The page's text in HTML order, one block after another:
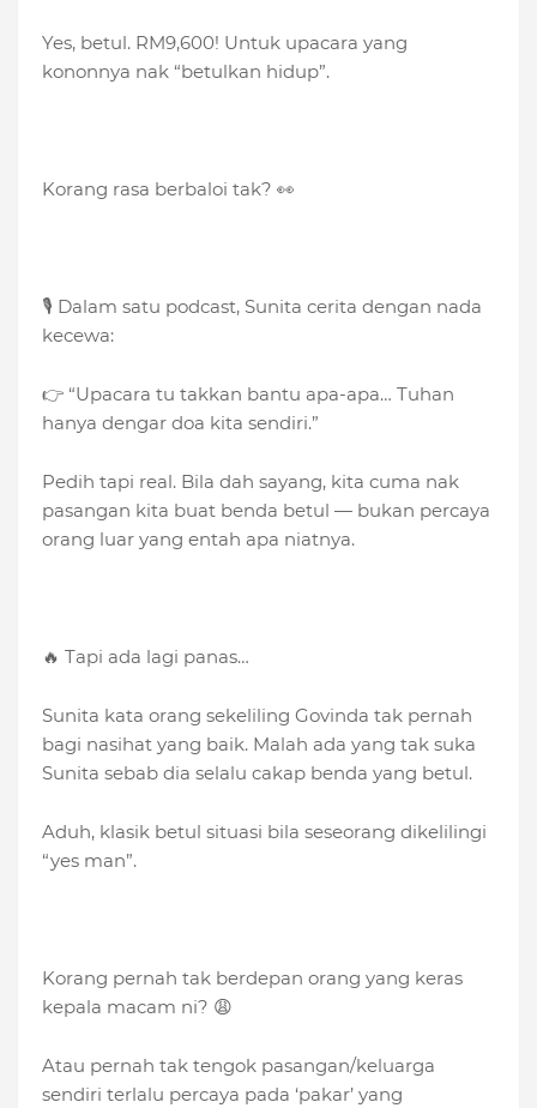
Yes, betul. RM9,600! Untuk upacara yang
kononnya nak “betulkan hidup”.
Korang rasa berbaloi tak? 👀
🎙️ Dalam satu podcast, Sunita cerita dengan nada
kecewa:
👉 “Upacara tu takkan bantu apa-apa… Tuhan
hanya dengar doa kita sendiri.”
Pedih tapi real. Bila dah sayang, kita cuma nak
pasangan kita buat benda betul — bukan percaya
orang luar yang entah apa niatnya.
🔥 Tapi ada lagi panas…
Sunita kata orang sekeliling Govinda tak pernah
bagi nasihat yang baik. Malah ada yang tak suka
Sunita sebab dia selalu cakap benda yang betul.
Aduh, klasik betul situasi bila seseorang dikelilingi
“yes man”.
Korang pernah tak berdepan orang yang keras
kepala macam ni? 😩
Atau pernah tak tengok pasangan/keluarga
sendiri terlalu percaya pada ‘pakar’ yang